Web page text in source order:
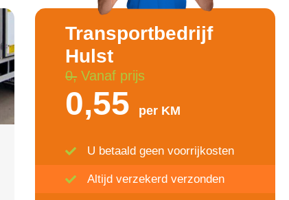
Transportbedrijf
Hulst
0, Vanaf prijs
0,55 per KM
U betaald geen voorrijkosten
Altijd verzekerd verzonden